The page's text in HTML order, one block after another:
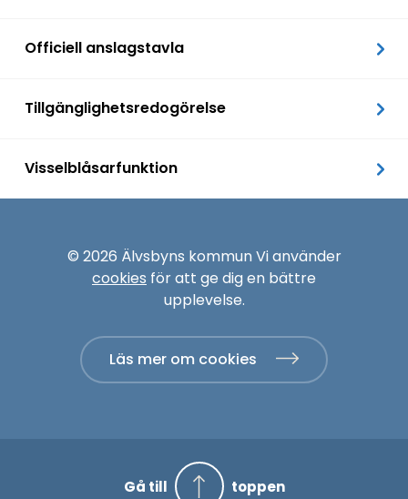
Officiell anslagstavla
Tillgänglighetsredogörelse
Visselblåsarfunktion
© 2026 Älvsbyns kommun Vi använder
cookies för att ge dig en bättre
upplevelse.
Läs mer om cookies
Gå till toppen